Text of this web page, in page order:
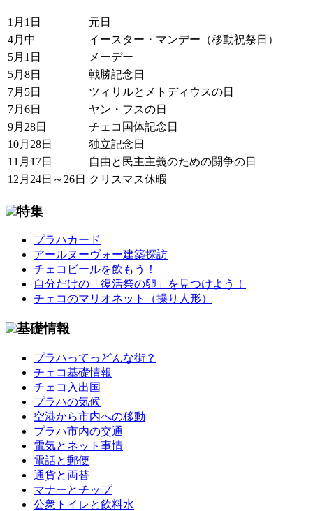
1月1日
元日
4月中
イースター・マンデー（移動祝祭日）
5月1日
メーデー
5月8日
戦勝記念日
7月5日
ツィリルとメトディウスの日
7月6日
ヤン・フスの日
9月28日
チェコ国体記念日
10月28日
独立記念日
11月17日
自由と民主主義のための闘争の日
12月24日～26日 クリスマス休暇
特集
プラハカード
アールヌーヴォー建築探訪
チェコビールを飲もう！
自分だけの「復活祭の卵」を見つけよう！
チェコのマリオネット（操り人形）
基礎情報
プラハってっどんな街？
チェコ基礎情報
チェコ入出国
プラハの気候
空港から市内への移動
プラハ市内の交通
電気とネット事情
電話と郵便
通貨と両替
マナーとチップ
公衆トイレと飲料水